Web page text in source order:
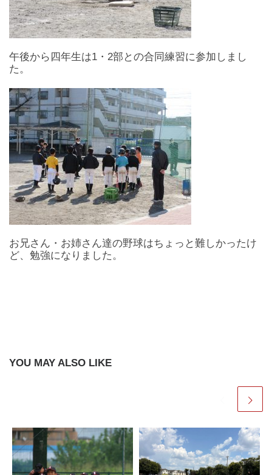
午後から四年生は1・2部との合同練習に参加しまし
た。
お兄さん・お姉さん達の野球はちょっと難しかったけ
ど、勉強になりました。
YOU MAY ALSO LIKE